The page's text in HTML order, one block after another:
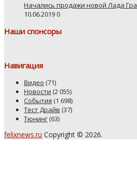
Начались продажи новой Лада
10.06.20190
Наши спонсоры
Навигация
Видео (71)
Новости (2 055)
События (1 698)
Тест Драйв (37)
Тюнинг (63)
felixnews.ru Copyright © 2026.